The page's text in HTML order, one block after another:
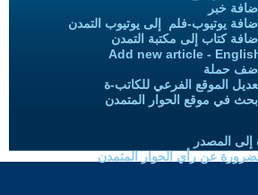
اضافة خبر
إضافة يوتيوب-فلم إلى يوتيوب التمدن
إضافة كتاب إلى مكتبة التمدن
Add new article -
أضف حملة
الموقع الفرعي للكاتب-ة
ابحث في موقع الحوار المتمدن
إلى المصدر
عن رأي الحوار المتمدن